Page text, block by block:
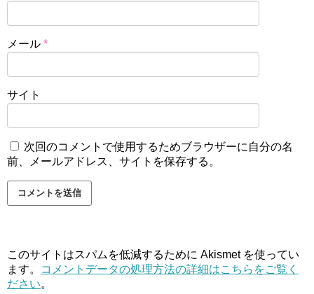
メール *
サイト
次回のコメントで使用するためブラウザーに自分の名
前、メールアドレス、サイトを保存する。
このサイトはスパムを低減するために Akismet を使ってい
ます。
コメントデータの処理方法の詳細はこちらをご覧く
ださい。